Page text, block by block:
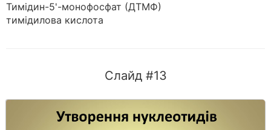
Тимідин-5'-монофосфат (ДТМФ)
тимідилова кислота
Слайд #13